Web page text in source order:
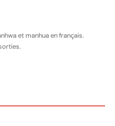
et manhua en français.